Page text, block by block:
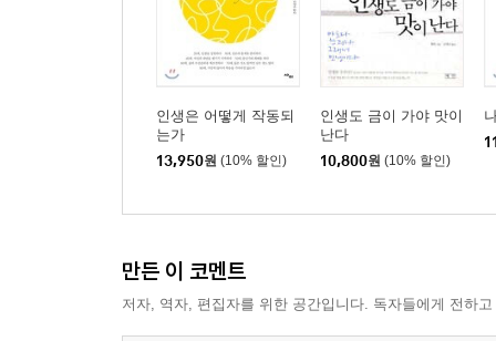
인생은 어떻게 작동되
는가
13,950원 (10% 할인)
인생도 금이 가야 맛이
난다
10,800원 (10% 할인)
만든 이 코멘트
저자, 역자, 편집자를 위한 공간입니다. 독자들에게 전하